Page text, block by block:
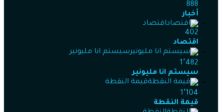
888
أخبار
اقتصاد
402
اقتصاد
سيستم انا مليونير
1٬482
سيستم انا مليونير
قيمة النقطة
1٬104
قيمة النقطة